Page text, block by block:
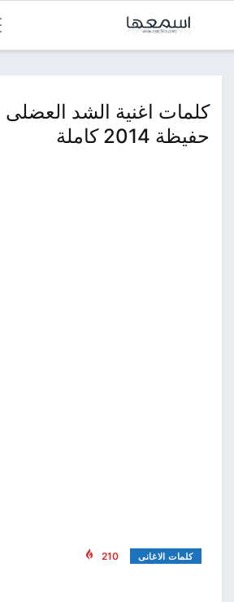
كلمات اغنية الشد العضلى
حفيظة 2014 كاملة
كلمات الاغانى 210